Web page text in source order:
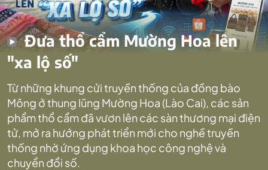
Đưa thổ cẩm Mường Hoa lên
"xa lộ số"
Từ những khung cửi truyền thống của đồng bào
Mông ở thung lũng Mường Hoa (Lào Cai), các sản
phẩm thổ cẩm đã vươn lên các sàn thương mại điện
tử, mở ra hướng phát triển mới cho nghề truyền
thống nhờ ứng dụng khoa học công nghệ và
chuyển đổi số.